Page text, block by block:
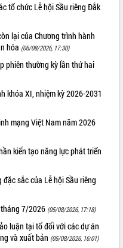
tổ chức Lễ hội Sầu riêng Đắk
lại của Chương trình hành
hóa (06/08/2026, 17:30)
phiên thường kỳ lần thứ hai
khóa XI, nhiệm kỳ 2026-2031
mạng Việt Nam năm 2026
kiến tạo năng lực phát triển
sắc của Lễ hội Sầu riêng
7/2026 (05/08/2026, 17:18)
luận tại tổ đối với các dự án
và xuất bản (05/08/2026, 16:01)